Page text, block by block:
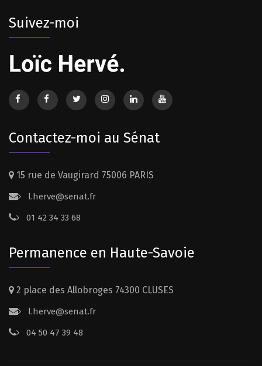
Suivez-moi
Contactez-moi au Sénat
15 rue de Vaugirard 75006 PARIS
l.herve@senat.fr
01 42 34 33 68
Permanence en Haute-Savoie
2 place des Allobroges 74300 CLUSES
l.herve@senat.fr
04 50 47 39 48